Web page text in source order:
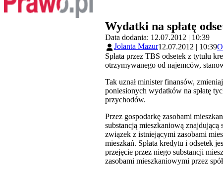
Wydatki na spłatę
Data dodania: 12.07.2012 | 10:39
Jolanta Mazur12.07.2012 | 10:39
Spłata przez TBS odsetek z tytułu
otrzymywanego od najemców,
Tak uznał minister finansów,
poniesionych wydatków na spłatę
przychodów.
Przez gospodarkę zasobami
substancją mieszkaniową
związek z istniejącymi zasobami
mieszkań. Spłata kredytu i odsetek
przejęcie przez niego substancji
zasobami mieszkaniowymi przez